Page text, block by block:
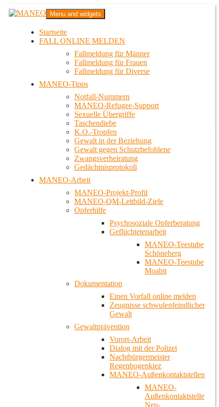
Zum
InhaltMANEO
Das schwule Anti-Gewalt-Projekt in Berlin
Menu and widgets
Startseite
FALL ONLINE MELDEN
Fallmeldung für Männer
Fallmeldung für Frauen
Fallmeldung für Diverse
MANEO-Tipps
Notfall-Nummern
MANEO-Refugee-Support
Sexuelle Übergriffe
Taschendiebe
K.O.-Tropfen
Gewalt in der Beziehung
Gewalt gegen Schutzbefohlene
Zwangsverheiratung
Gedächtnisprotokoll
MANEO-Arbeit
MANEO-Projekt-Profil
MANEO-QM-Leitbild-Ziele
Opferhilfe
Psychosoziale Opferberatung
Geflüchtetenarbeit
MANEO-Teestube
Schöneberg
MANEO-Teestube
Moabit
Dokumentation
Einen Vorfall online melden
Zeugnisse schwulenfeindlicher
Gewalt
Gewaltprävention
Vorort-Arbeit
Dialog mit der Polizei
Nachtbürgermeister
Regenbogenkiez
MANEO-Außenkontaktstellen
MANEO-
Außenkontaktstelle
Neu-